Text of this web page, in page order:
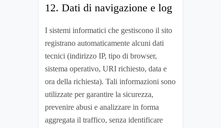
12. Dati di navigazione e log
I sistemi informatici che gestiscono il sito
registrano automaticamente alcuni dati
tecnici (indirizzo IP, tipo di browser,
sistema operativo, URI richiesto, data e
ora della richiesta). Tali informazioni sono
utilizzate per garantire la sicurezza,
prevenire abusi e analizzare in forma
aggregata il traffico, senza identificare